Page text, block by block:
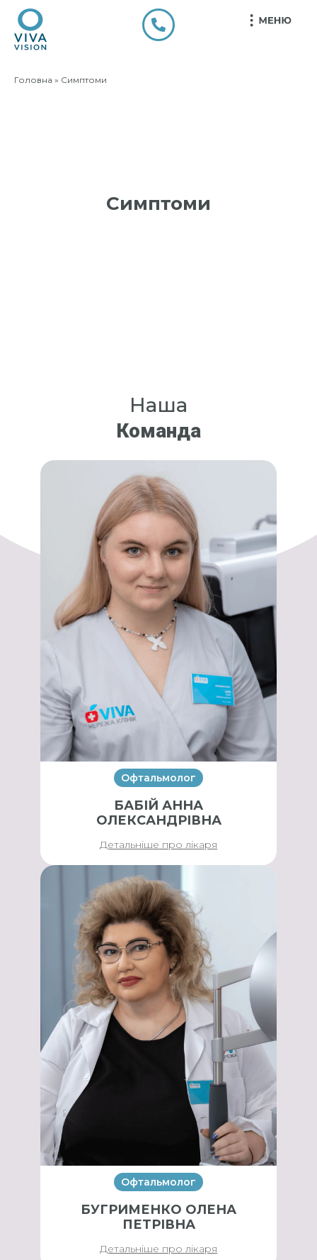
Головна » Симптоми
Симптоми
Наша
Команда
Офтальмолог
БАБІЙ АННА
ОЛЕКСАНДРІВНА
Детальніше про лікаря
Офтальмолог
БУГРИМЕНКО ОЛЕНА
ПЕТРІВНА
Детальніше про лікаря